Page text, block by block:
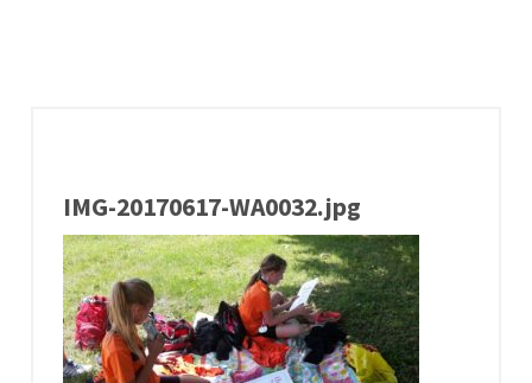
IMG-20170617-WA0032.jpg